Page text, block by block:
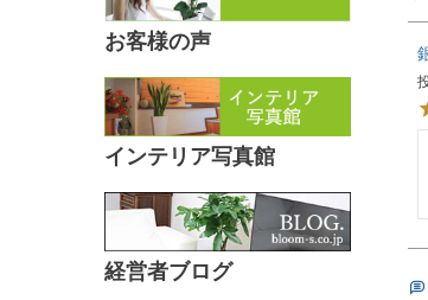
お客様の声
インテリア写真館
経営者ブログ